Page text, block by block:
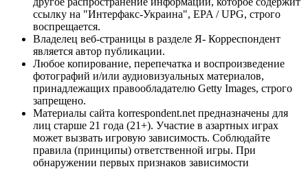
ссылку на "Интерфакс-Украина", EPA / UPG, строго
воспрещается.
Владелец веб-страницы в разделе Я- Корреспондент
является автор публикации.
Любое копирование, перепечатка и воспроизведение
фотографий и/или аудиовизуальных материалов,
принадлежащих правообладателю Getty Images, строго
запрещено.
Материалы сайта korrespondent.net предназначены для
лиц старше 21 года (21+). Участие в азартных играх
может вызвать игровую зависимость. Соблюдайте
правила (принципы) ответственной игры. При
обнаружении первых признаков зависимости